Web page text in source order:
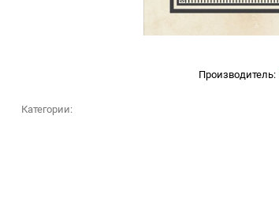
Производитель:
Категории: